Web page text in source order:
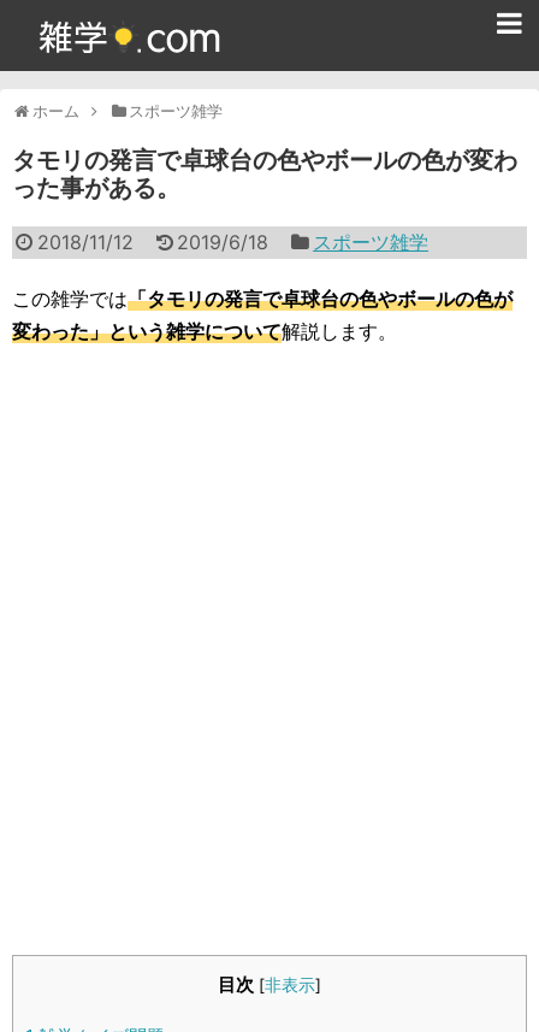
ホーム スポーツ雑学
タモリの発言で卓球台の色やボールの色が変わ
った事がある。
2018/11/12 2019/6/18 スポーツ雑学
この雑学では「タモリの発言で卓球台の色やボールの色が
変わった」という雑学について解説します。
目次 [非表示]
365日雑学カレンダー
面白い雑学
ためになる雑学
スポーツ雑学